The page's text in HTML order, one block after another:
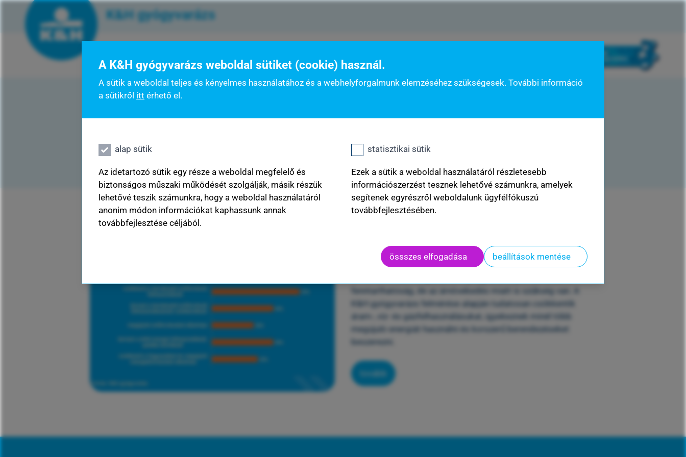
K&H gyógyvarázs
K&H gyógyvarázs jövő gyógyítói díj
gyógyvarázs kisokos
rólunk mondták
összes cikk
hogyan válhat energiahatékonnyá a gyermekegészségügy?
A hazai gyermekegészségügyi intézmények már több fronton
fenntarthatóság, de az árnövekedés miatt is szükség van. A
K&H gyógyvarázs felmérése alapján tudatosan csökkentik
áram-, víz- és gázfelhasználásukat, igyekeznek minél több
megújuló energiát használni és korszerű berendezéseket
beszerezni.
tovább
A K&H gyógyvarázs weboldal sütiket (cookie) használ.
A sütik a weboldal teljes és kényelmes használatához és a webhelyforgalmunk elemzéséhez szükségesek. További információ
a sütikről itt érhető el.
alap sütik
Az idetartozó sütik egy része a weboldal megfelelő és
biztonságos műszaki működését szolgálják, másik részük
lehetővé teszik számunkra, hogy a weboldal használatáról
anonim módon információkat kaphassunk annak
továbbfejlesztése céljából.
statisztikai sütik
Ezek a sütik a weboldal használatáról részletesebb
információszerzést tesznek lehetővé számunkra, amelyek
segítenek egyrészről weboldalunk ügyfélfókuszú
továbbfejlesztésében.
össszes elfogadása beállítások mentése